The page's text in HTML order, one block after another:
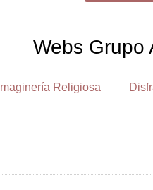
Webs Grupo
Imaginería Religiosa